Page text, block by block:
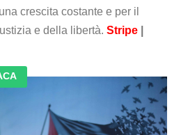
crescita costante e per il
e della libertà. Stripe